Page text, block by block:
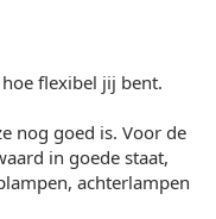
flexibel jij bent.
nog goed is. Voor de
in goede staat,
achterlampen